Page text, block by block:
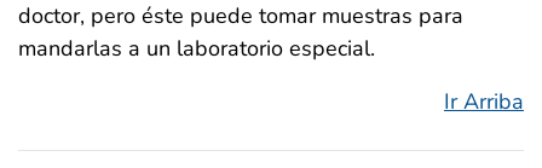
doctor, pero éste puede tomar muestras para
mandarlas a un laboratorio especial.
Ir Arriba